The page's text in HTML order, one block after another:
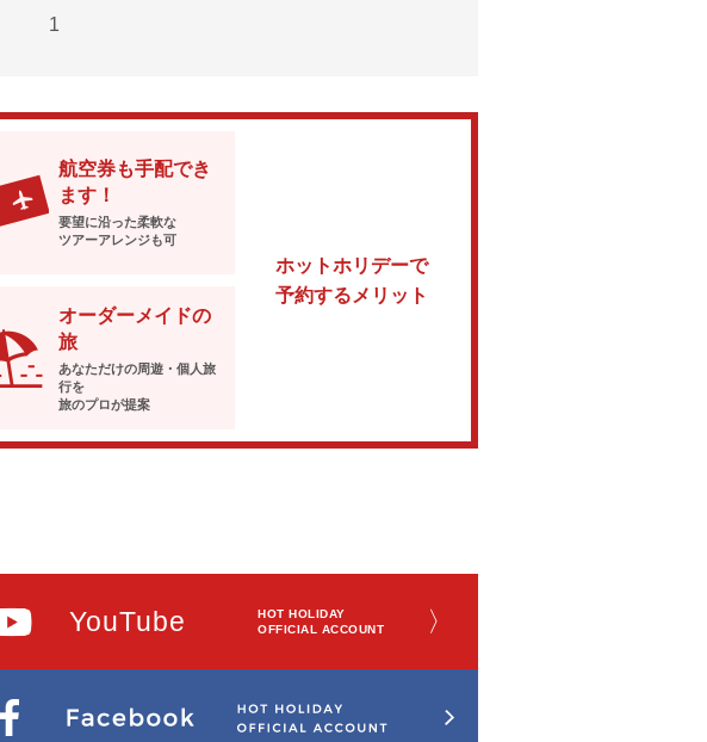
1
ホットホリデーで
予約するメリット
航空券も手配でき
ます！
要望に沿った柔軟な
ツアーアレンジも可
オーダーメイドの
旅
あなただけの周遊・個人旅
行を
旅のプロが提案
YouTube
HOT HOLIDAY
OFFICIAL ACCOUNT
〉